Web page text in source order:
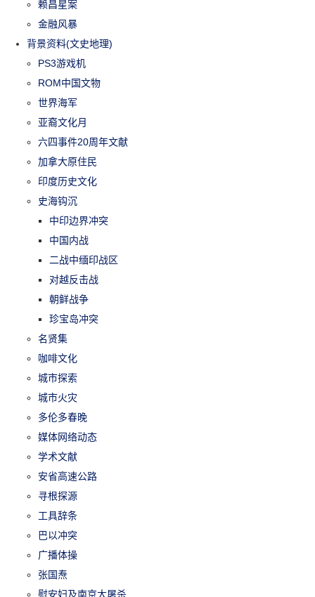
赖昌星案
金融风暴
背景资料(文史地理)
PS3游戏机
ROM中国文物
世界海军
亚裔文化月
六四事件20周年文献
加拿大原住民
印度历史文化
史海钩沉
中印边界冲突
中国内战
二战中缅印战区
对越反击战
朝鲜战争
珍宝岛冲突
名贤集
咖啡文化
城市探索
城市火灾
多伦多春晚
媒体网络动态
学术文献
安省高速公路
寻根探源
工具辞条
巴以冲突
广播体操
张国焘
慰安妇及南京大屠杀